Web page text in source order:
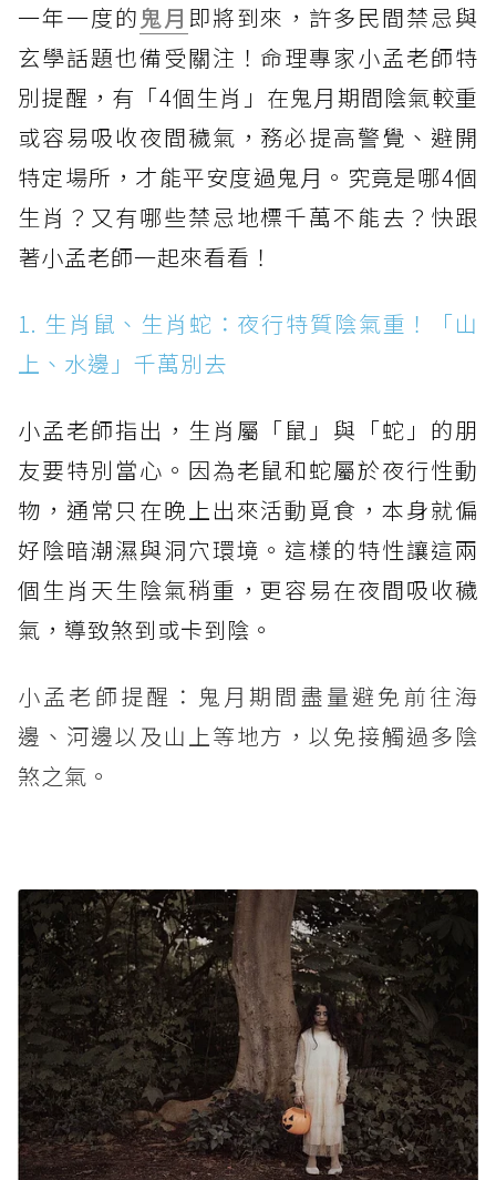
一年一度的鬼月 即將到來，許多民間禁忌與
玄學話題也備受關注！命理專家小孟老師特
別提醒，有「4個生肖」在鬼月期間陰氣較重
或容易吸收夜間穢氣，務必提高警覺、避開
特定場所，才能平安度過鬼月。究竟是哪4個
生肖？又有哪些禁忌地標千萬不能去？快跟
著小孟老師一起來看看！
1. 生肖鼠、生肖蛇：夜行特質陰氣重！「山
上、水邊」千萬別去
小孟老師指出，生肖屬「鼠」與「蛇」的朋
友要特別當心。因為老鼠和蛇屬於夜行性動
物，通常只在晚上出來活動覓食，本身就偏
好陰暗潮濕與洞穴環境。這樣的特性讓這兩
個生肖天生陰氣稍重，更容易在夜間吸收穢
氣，導致煞到或卡到陰。
小孟老師提醒：鬼月期間盡量避免前往海
邊、河邊以及山上等地方，以免接觸過多陰
煞之氣。